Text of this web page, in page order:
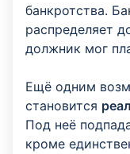
банкротства.
распределяет
должник мог
Ещё одним
становится
Под неё
кроме